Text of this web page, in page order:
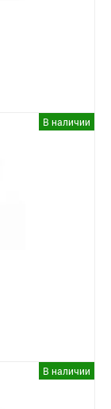
В наличии
В наличии